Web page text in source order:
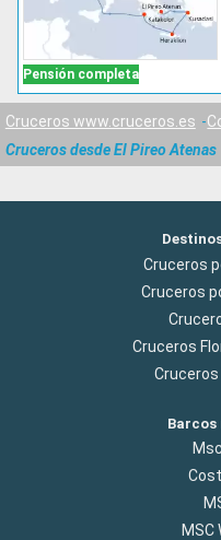
Pensión completa
Cruceros www.cruceros.es
Cruceros desde El Pireo Atenas
Cruceros
Cruceros
Cruceros
Barcos
MSC